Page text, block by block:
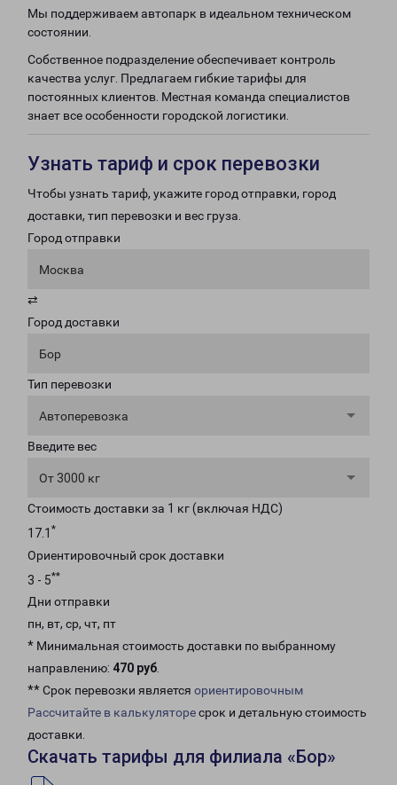
Мы поддерживаем автопарк в идеальном техническом
состоянии.
Собственное подразделение обеспечивает контроль
качества услуг. Предлагаем гибкие тарифы для
постоянных клиентов. Местная команда специалистов
знает все особенности городской логистики.
Узнать тариф и срок перевозки
Чтобы узнать тариф, укажите город отправки, город
доставки, тип перевозки и вес груза.
Город отправки
Москва
⇄
Город доставки
Бор
Тип перевозки
Автоперевозка
Введите вес
От 3000 кг
Стоимость доставки за 1 кг (включая НДС)
17.1 *
Ориентировочный срок доставки
3 - 5**
Дни отправки
пн, вт, ср, чт, пт
* Минимальная стоимость доставки по выбранному
направлению: 470 руб.
** Срок перевозки является ориентировочным
Рассчитайте в калькуляторесрок и детальную стоимость
доставки.
Скачать тарифы для филиала «Бор»